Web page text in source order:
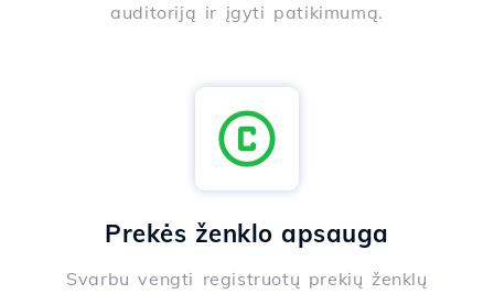
auditoriją ir įgyti patikimumą.
Prekės ženklo apsauga
Svarbu vengti registruotų prekių ženklų